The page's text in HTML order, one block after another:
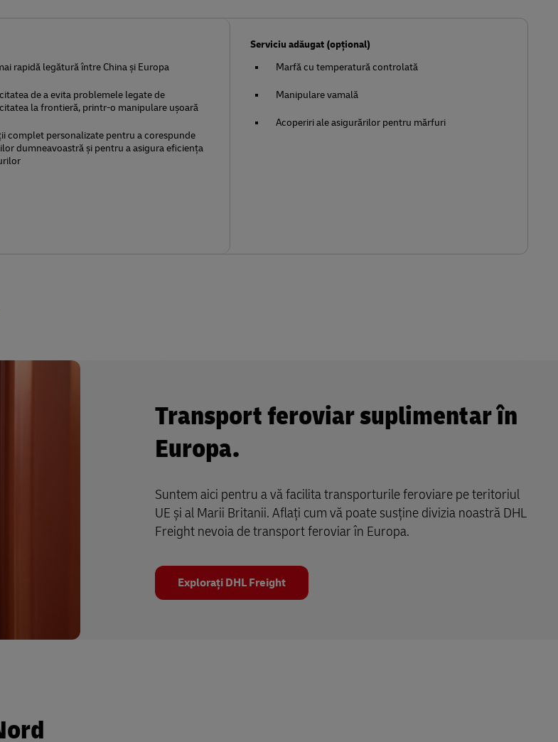
rapidă legătură între China și Europa
de a evita problemele legate de
la frontieră, printr-o manipulare ușoară
complet personalizate pentru a corespunde
dumneavoastră și pentru a asigura eficiența
Serviciu adăugat (opțional)
Marfă cu temperatură controlată
Manipulare vamală
Acoperiri ale asigurărilor pentru mărfuri
Transport feroviar suplimentar în
Europa.
Suntem aici pentru a vă facilita transporturile feroviare pe teritoriul
UE și al Marii Britanii. Aflați cum vă poate susține divizia noastră DHL
Freight nevoia de transport feroviar în Europa.
Explorați DHL Freight